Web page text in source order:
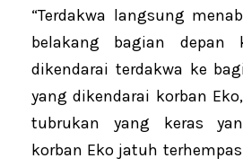
“Terdakwa langsung
belakang bagian
dikendarai terdakwa ke
yang dikendarai korban
tubrukan yang keras
korban Eko jatuh